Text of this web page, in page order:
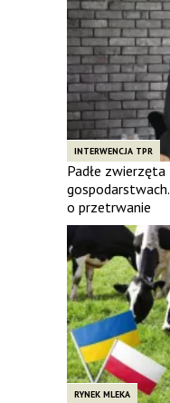
INTERWENCJA TPR
Padłe
o przetrwanie
RYNEK MLEKA